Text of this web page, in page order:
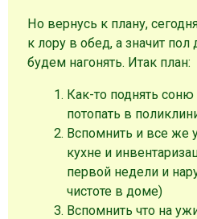
Но вернусь к плану,
к лору в обед, а значит пол
будем нагонять. Итак план:
Как-то поднять
потопать в
Вспомнить и все же
кухне и
первой недели и
чистоте в доме)
Вспомнить что на